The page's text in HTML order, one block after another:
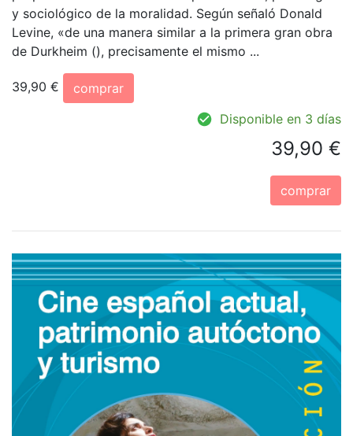
y sociológico de la moralidad. Según señaló Donald
Levine, «de una manera similar a la primera gran obra
de Durkheim (), precisamente el mismo ...
39,90 €
comprar
Disponible en 3 días
39,90 €
comprar